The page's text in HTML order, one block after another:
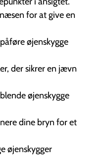
for at give en
øjenskygge
der sikrer en jævn
øjenskygge
dine bryn for et
øjenskygger